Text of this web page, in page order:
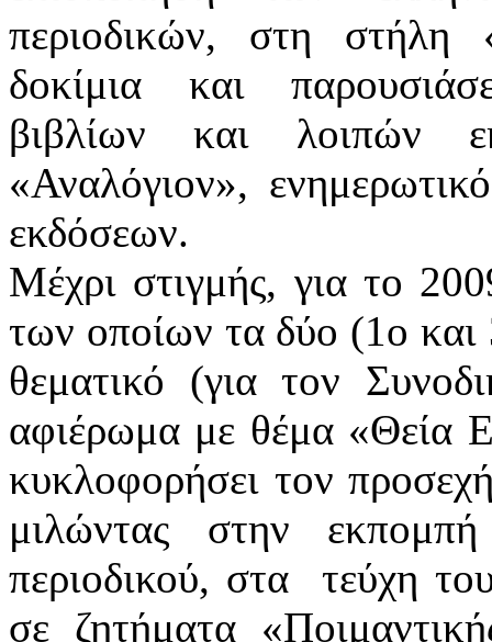
περιοδικών, στη στήλη
δοκίμια και
βιβλίων και λοιπών
«Αναλόγιον»,
εκδόσεων.
Μέχρι στιγμής, για το
των οποίων τα δύο (1ο και
θεματικό (για τον
αφιέρωμα με θέμα «Θεία
κυκλοφορήσει τον
μιλώντας στην
περιοδικού, στα τεύχη
σε ζητήματα